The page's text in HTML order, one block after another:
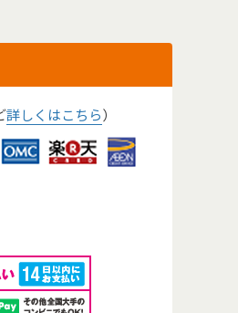
詳しくはこちら）